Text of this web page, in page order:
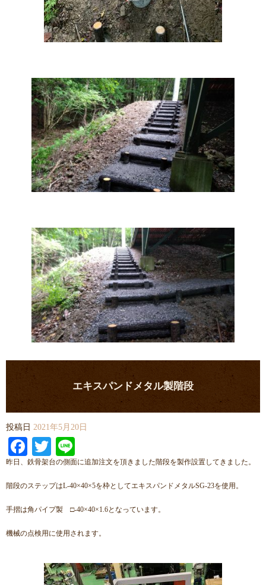
エキスパンドメタル製階段
投稿日 2021年5月20日
Facebook
Twitter
昨日、鉄骨架台の側面に追加注文を頂きました階段を製作設置してきました。
階段のステップはL-40×40×5を枠としてエキスパンドメタルSG-23を使用。
手摺は角パイプ製 □-40×40×1.6となっています。
機械の点検用に使用されます。